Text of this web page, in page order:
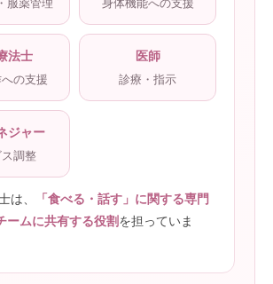
服薬管理 身体機能への支援
法士
の支援
医師
診療・指示
ジャー
調整
は、
「食べる・話す」に関する専門
ームに共有する役割を担っていま